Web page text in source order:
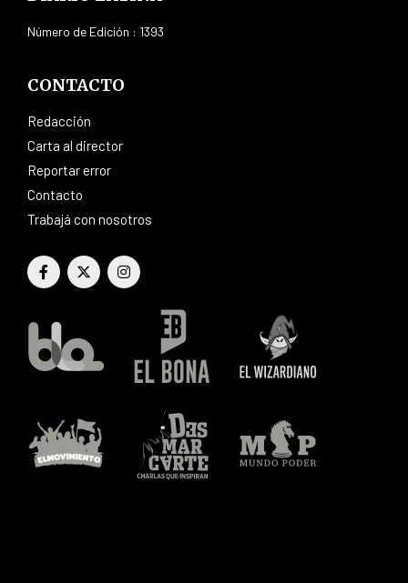
Número de Edición : 1393
CONTACTO
Redacción
Carta al director
Reportar error
Contacto
Trabajá con nosotros